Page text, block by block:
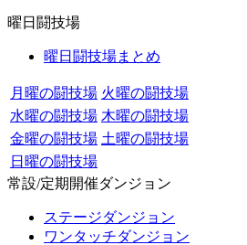
曜日闘技場
曜日闘技場まとめ
月曜の闘技場 火曜の闘技場
水曜の闘技場 木曜の闘技場
金曜の闘技場 土曜の闘技場
日曜の闘技場
常設/定期開催ダンジョン
ステージダンジョン
ワンタッチダンジョン